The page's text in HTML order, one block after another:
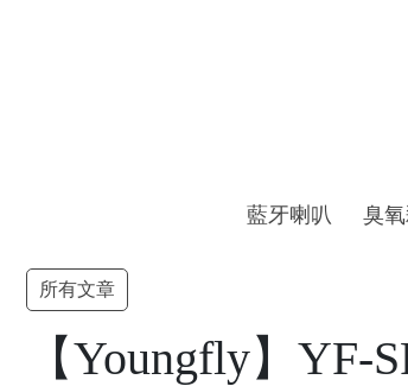
藍牙喇叭 臭
所有文章
【Youngfly】YF-